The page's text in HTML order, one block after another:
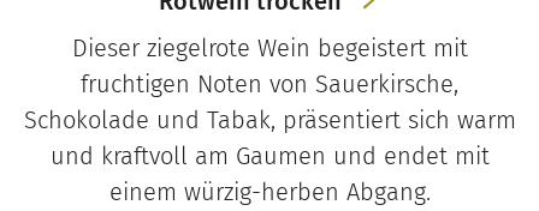
Dieser ziegelrote Wein begeistert mit
fruchtigen Noten von Sauerkirsche,
Schokolade und Tabak, präsentiert sich warm
und kraftvoll am Gaumen und endet mit
einem würzig-herben Abgang.